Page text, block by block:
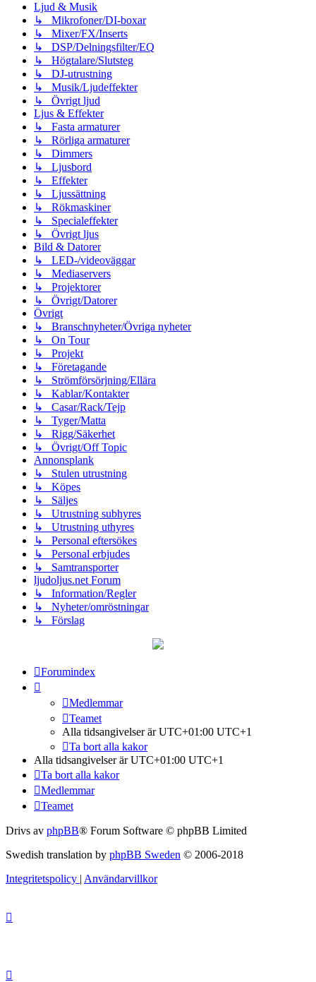
Ljud & Musik
↳ Mikrofoner/DI-boxar
↳ Mixer/FX/Inserts
↳ DSP/Delningsfilter/EQ
↳ Högtalare/Slutsteg
↳ DJ-utrustning
↳ Musik/Ljudeffekter
↳ Övrigt ljud
Ljus & Effekter
↳ Fasta armaturer
↳ Rörliga armaturer
↳ Dimmers
↳ Ljusbord
↳ Effekter
↳ Ljussättning
↳ Rökmaskiner
↳ Specialeffekter
↳ Övrigt ljus
Bild & Datorer
↳ LED-/videoväggar
↳ Mediaservers
↳ Projektorer
↳ Övrigt/Datorer
Övrigt
↳ Branschnyheter/Övriga nyheter
↳ On Tour
↳ Projekt
↳ Företagande
↳ Strömförsörjning/Ellära
↳ Kablar/Kontakter
↳ Casar/Rack/Tejp
↳ Tyger/Matta
↳ Rigg/Säkerhet
↳ Övrigt/Off Topic
Annonsplank
↳ Stulen utrustning
↳ Köpes
↳ Säljes
↳ Utrustning subhyres
↳ Utrustning uthyres
↳ Personal eftersökes
↳ Personal erbjudes
↳ Samtransporter
ljudoljus.net Forum
↳ Information/Regler
↳ Nyheter/omröstningar
↳ Förslag
Forumindex
Medlemmar
Teamet
Alla tidsangivelser är UTC+01:00 UTC+1
Ta bort alla kakor
Alla tidsangivelser är UTC+01:00 UTC+1
Ta bort alla kakor
Medlemmar
Teamet
Drivs av phpBB® Forum Software © phpBB Limited
Swedish translation by phpBB Sweden © 2006-2018
Integritetspolicy | Användarvillkor